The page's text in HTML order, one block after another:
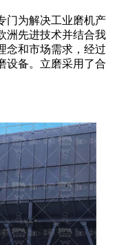
门为解决工业磨机产
洲先进技术并结合我
念和市场需求，经过
设备。立磨采用了合